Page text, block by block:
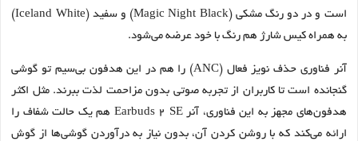
است و در دو رنگ مشکی (Magic Night Black) و سفید (Iceland White)
به همراه کیس شارژ هم رنگ با خود عرضه می‌شود.
آنر فناوری حذف نویز فعال (ANC) را هم در این هدفون بی‌سیم تو گوشی
گنجانده است تا کاربران از تجربه صوتی بدون مزاحمت لذت ببرند. مثل اکثر
هدفون‌های مجهز به این فناوری، آنر Earbuds 2 SE هم یک حالت شفاف را
ارائه می‌کند که با روشن کردن آن، بدون نیاز به درآوردن گوشی‌ها از گوش